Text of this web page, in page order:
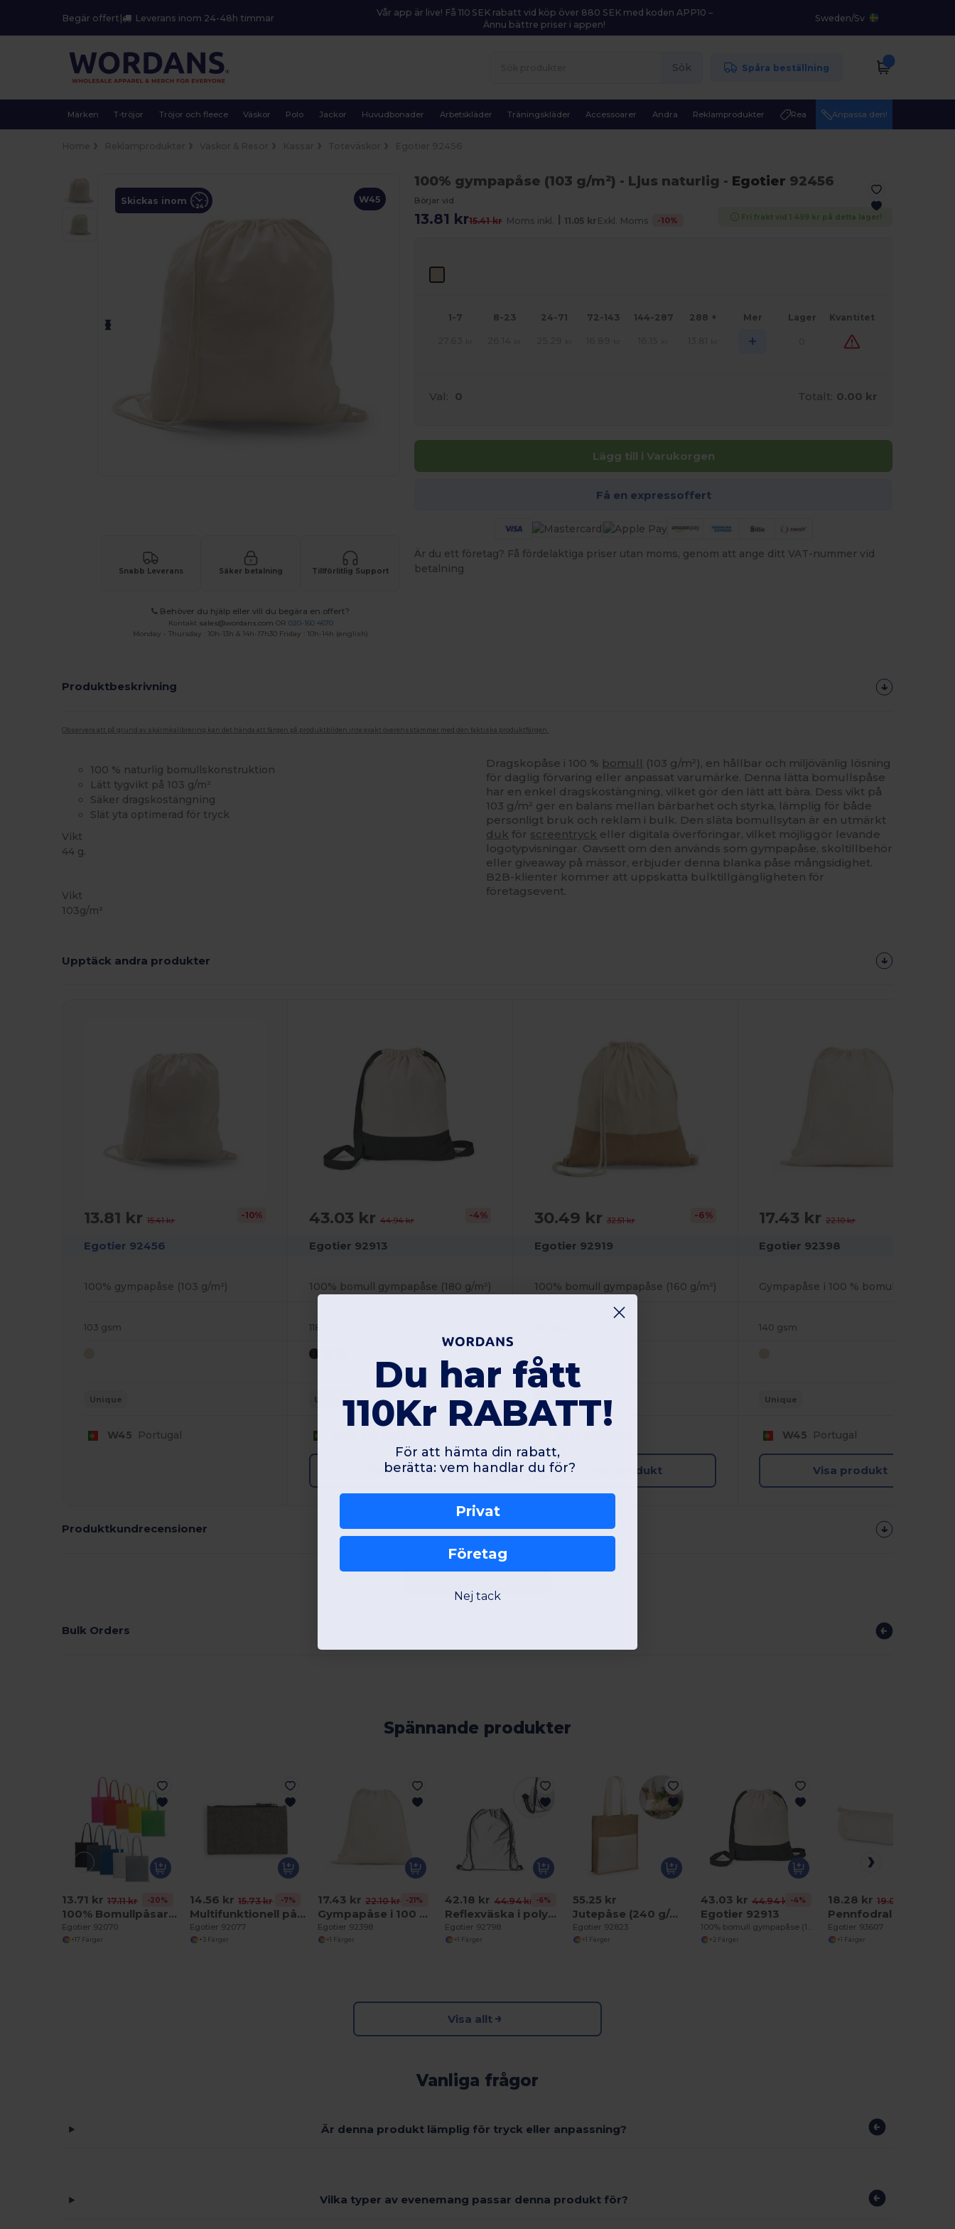
Begär offert | Leverans inom 24-48h timmar
Vår app är live! Få 110 SEK rabatt vid köp över 880 SEK med koden APP10 –
Ännu bättre priser i appen!
Sweden/Sv
Sök Spåra beställning
Märken T-tröjor Tröjor och fleece Väskor Polo Jackor Huvudbonader Arbetskläder Träningskläder Accessoarer Andra Reklamprodukter Rea Anpassa den!
W45
Skickas inom
Snabb Leverans Säker betalning Tillförlitlig Support
Behöver du hjälp eller vill du begära en offert?
Kontakt sales@wordans.com OR 020-160 4670
Monday - Thursday : 10h-13h & 14h-17h30 Friday : 10h-14h (english)
100% gympapåse (103 g/m²) - Ljus naturlig - Egotier 92456
Börjar vid
13.81 kr15.41 kr Moms inkl. | 11.05 kr Exkl. Moms -10% Fri frakt vid 1 499 kr på detta lager!
1-7 8-23 24-71 72-143 144-287 288 + Mer Lager Kvantitet
+
Val: 0 Totalt: 0.00 kr
Lägg till i Varukorgen
Få en expressoffert
Är du ett företag? Få fördelaktiga priser utan moms, genom att ange ditt VAT-nummer vid
betalning
Produktbeskrivning
Observera att på grund av skärmkalibrering kan det hända att färgen på produktbilden inte exakt överensstämmer med den faktiska produktfärgen.
100 % naturlig bomullskonstruktion
Lätt tygvikt på 103 g/m²
Säker dragskostängning
Slät yta optimerad för tryck
Vikt
44 g.
Vikt
103g/m²
Dragskopåse i 100 % bomull (103 g/m²), en hållbar och miljövänlig lösning
för daglig förvaring eller anpassat varumärke. Denna lätta bomullspåse
har en enkel dragskostängning, vilket gör den lätt att bära. Dess vikt på
103 g/m² ger en balans mellan bärbarhet och styrka, lämplig för både
personligt bruk och reklam i bulk. Den släta bomullsytan är en utmärkt
duk för screentryck eller digitala överföringar, vilket möjliggör levande
logotypvisningar. Oavsett om den används som gympapåse, skoltillbehör
eller giveaway på mässor, erbjuder denna blanka påse mångsidighet.
B2B-klienter kommer att uppskatta bulktillgängligheten för
företagsevent.
Upptäck andra produkter
Anpassa
13.81 kr15.41 kr -10%
Egotier 92456
100% gympapåse (103 g/m²)
103 gsm
Unique
W45 Portugal
43.03 kr 44.94 kr -4%
Egotier 92913
100% bomull gympapåse (180 g/m²)
118 g
Unique
Visa produkt
30.49 kr32.51 kr -6%
Egotier 92919
100% bomull gympapåse (160 g/m²)
Unique
Visa produkt
17.43 kr22.10 kr
Egotier 92398
140 gsm
Unique
W45 Portugal
Visa produkt
Produktkundrecensioner
Bulk Orders
Spännande produkter
13.71 kr 17.11 kr -20%
100% Bomullpåsar (140 g/m²)
Egotier 92070
+17 Färger
14.56 kr 15.73 kr -7%
Multifunktionell påse med återvunnen bomull (70%) och polyester (30% rPET) (140 g/m²)
Egotier 92077
+3 Färger
17.43 kr 22.10 kr -21%
Gympapåse i 100 % bomull (140 g/m²)
Egotier 92398
+1 Färger
42.18 kr 44.94 kr -6%
Reflexväska i polyester (200 g/m²)
Egotier 92798
+1 Färger
55.25 kr
Jutepåse (240 g/m²) och ficka i 100% bomull (140 gm²)
Egotier 92823
+1 Färger
43.03 kr 44.94 kr-4%
Egotier 92913
+2 Färger
18.28 kr 19.02 kr
Egotier 93607
+1 Färger
Visa allt
Vanliga frågor
Är denna produkt lämplig för tryck eller anpassning?
Vilka typer av evenemang passar denna produkt för?
Du har fått
110Kr RABATT!
För att hämta din rabatt,
berätta: vem handlar du för?
Privat
Företag
Nej tack